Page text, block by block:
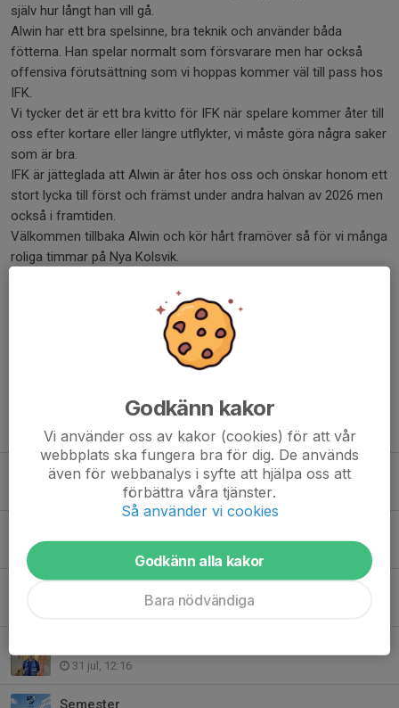
själv hur långt han vill gå.
Alwin har ett bra spelsinne, bra teknik och använder båda
fötterna. Han spelar normalt som försvarare men har också
offensiva förutsättning som vi hoppas kommer väl till pass hos
IFK.
Vi tycker det är ett bra kvitto för IFK när spelare kommer åter till
oss efter kortare eller längre utflykter, vi måste göra några saker
som är bra.
IFK är jätteglada att Alwin är åter hos oss och önskar honom ett
stort lycka till först och främst under andra halvan av 2026 men
också i framtiden.
Välkommen tillbaka Alwin och kör hårt framöver så för vi många
roliga timmar på Nya Kolsvik.
övergången utan några problem, Tack.
Tidigare nyheter
Föreningsförsäljning
Igår, 11:03
31 jul, 12:16
Semester
Godkänn kakor
Vi använder oss av kakor (cookies) för att vår
webbplats ska fungera bra för dig. De används
även för webbanalys i syfte att hjälpa oss att
förbättra våra tjänster.
Så använder vi cookies
Godkänn alla kakor
Bara nödvändiga